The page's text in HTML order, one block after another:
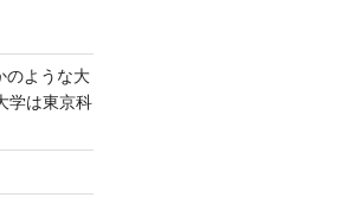
のような大
学は東京科